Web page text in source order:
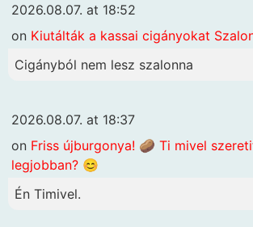
2026.08.07. at 18:52
on Kiutálták a kassai cigányokat
Cigányból nem lesz szalonna
2026.08.07. at 18:37
on Friss újburgonya! 🥔 Ti mivel
legjobban? 😊
Én Timivel.